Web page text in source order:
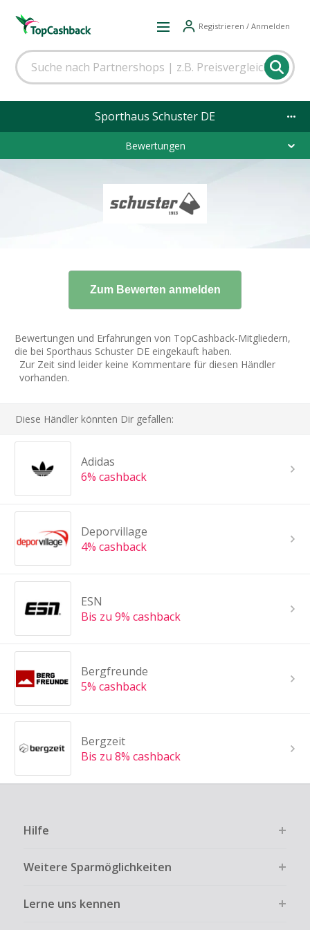
Registrieren / Anmelden
Sporthaus Schuster DE
Bewertungen
Bewertungen und Erfahrungen von TopCashback-Mitgliedern,
die bei Sporthaus Schuster DE eingekauft haben.
Zur Zeit sind leider keine Kommentare für diesen Händler
vorhanden.
Diese Händler könnten Dir gefallen:
Adidas
6% cashback
Deporvillage
4% cashback
ESN
Bis zu 9% cashback
Bergfreunde
5% cashback
Bergzeit
Bis zu 8% cashback
Hilfe
Weitere Sparmöglichkeiten
Lerne uns kennen